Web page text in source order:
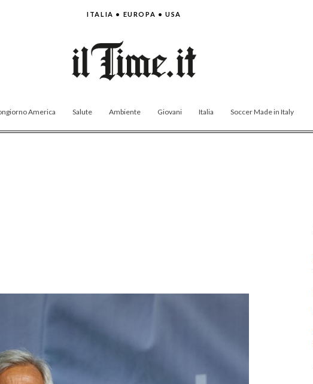
ITALIA • EUROPA • USA
America Salute Ambiente Giovani Italia Soccer Made in Italy